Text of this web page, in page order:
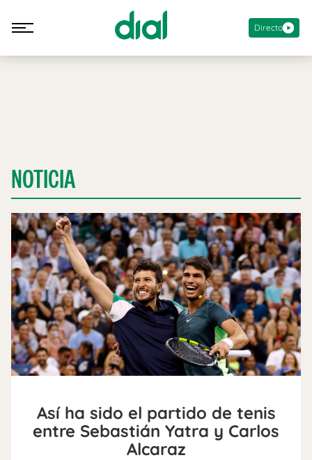
Directo
NOTICIA
Así ha sido el partido de tenis
entre Sebastián Yatra y Carlos
Alcaraz